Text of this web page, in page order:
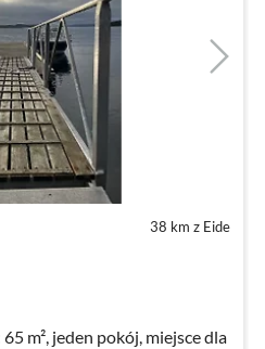
38 km z Eide
m², jeden pokój, miejsce dla